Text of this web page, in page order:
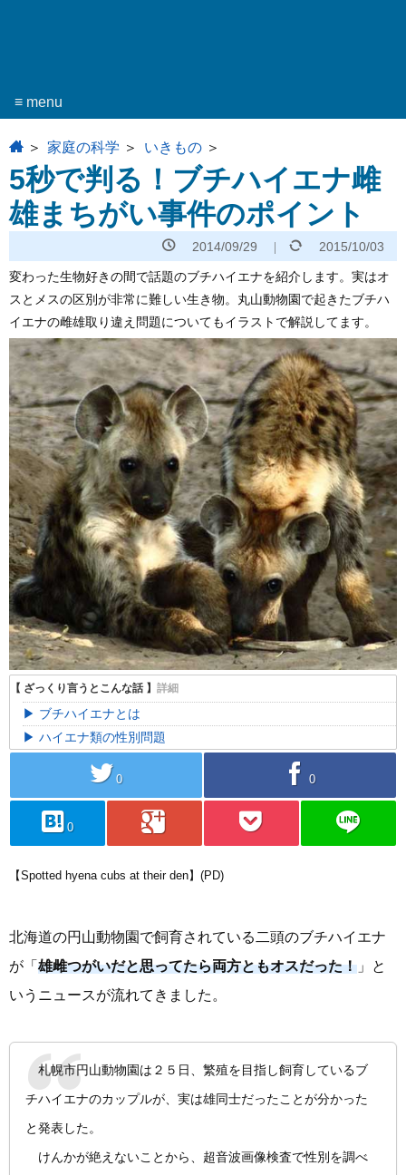
≡ menu
home 家庭の科学 いきもの
5秒で判る！ブチハイエナ雌
雄まちがい事件のポイント
2014/09/29 2015/10/03
変わった生物好きの間で話題のブチハイエナを紹介します。実はオ
スとメスの区別が非常に難しい生き物。丸山動物園で起きたブチハ
イエナの雌雄取り違え問題についてもイラストで解説してます。
ブチハイエナとは
ハイエナ類の性別問題
twitter 0 facebook 0
hatebu 0 googleplus pocket line
【Spotted hyena cubs at their den】(PD)
北海道の円山動物園で飼育されている二頭のブチハイエナ
が「 雄雌つがいだと思ってたら両方ともオスだった！ 」と
いうニュースが流れてきました。
札幌市円山動物園は２５日、繁殖を目指し飼育しているブ
チハイエナのカップルが、実は雄同士だったことが分かった
と発表した。
けんかが絶えないことから、超音波画像検査で性別を調べ